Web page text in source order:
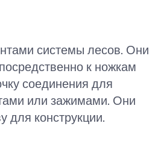
системы лесов. Они
к ножкам
соединения для
или зажимами. Они
для конструкции.